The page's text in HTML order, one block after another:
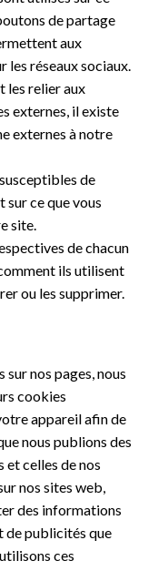
de partage
aux
les réseaux sociaux.
les relier aux
externes, il existe
externes à notre
de
ce que vous
site.
de chacun
ils utilisent
ou les supprimer.
nos pages, nous
cookies
appareil afin de
nous publions des
celles de nos
nos sites web,
des informations
de publicités que
ces